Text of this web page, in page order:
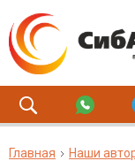
Главная Наши